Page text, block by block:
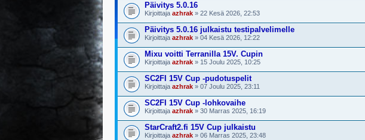
Päivitys 5.0.16
Kirjoittaja azhrak » 22 Kesä 2026, 22:53
Päivitys 5.0.16 julkaistu testipalvelimelle
Kirjoittaja azhrak » 04 Kesä 2026, 12:22
Mixu voitti Terranilla 15V. Cupin
Kirjoittaja azhrak » 15 Joulu 2025, 10:25
SC2FI 15V Cup -pudotuspelit
Kirjoittaja azhrak » 07 Joulu 2025, 23:11
SC2FI 15V Cup -lohkovaihe
Kirjoittaja azhrak » 30 Marras 2025, 16:19
StarCraft2.fi 15V Cup julkaistu
Kirjoittaja azhrak » 06 Marras 2025, 23:48